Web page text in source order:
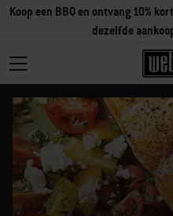
Koop een BBQ en ontvang 10%
dezelfde